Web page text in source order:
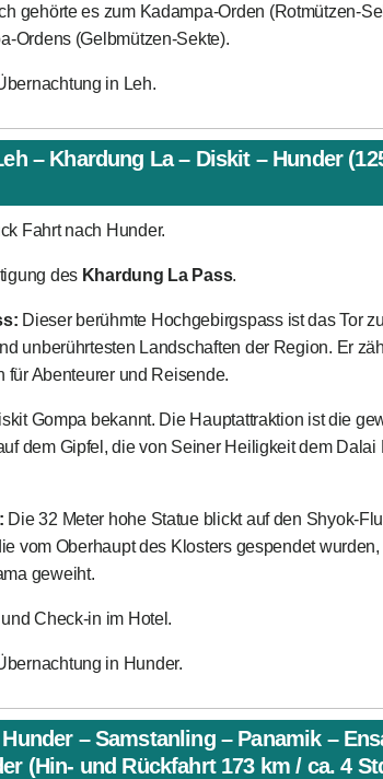
gehörte es zum Kadampa-Orden (Rotmützen-
Ordens (Gelbmützen-Sekte).
in Leh.
– Khardung La – Diskit – Hunder
Fahrt nach Hunder.
des Khardung La Pass.
Dieser berühmte Hochgebirgspass ist das Tor
unberührtesten Landschaften der Region. Er
für Abenteurer und Reisende.
Gompa bekannt. Die Hauptattraktion ist die
dem Gipfel, die von Seiner Heiligkeit dem
Die 32 Meter hohe Statue blickt auf den Shyok-
vom Oberhaupt des Klosters gespendet
geweiht.
Check-in im Hotel.
in Hunder.
– Samstanling – Panamik –
(Hin- und Rückfahrt 173 km / ca. 4